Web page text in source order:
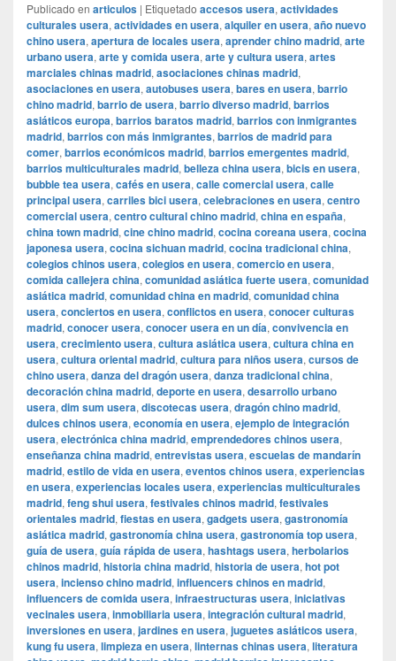
Publicado en articulos | Etiquetado accesos usera, actividades
culturales usera, actividades en usera, alquiler en usera, año nuevo
chino usera, apertura de locales usera, aprender chino madrid, arte
urbano usera, arte y comida usera, arte y cultura usera, artes
marciales chinas madrid, asociaciones chinas madrid,
asociaciones en usera, autobuses usera, bares en usera, barrio
chino madrid, barrio de usera, barrio diverso madrid, barrios
asiáticos europa, barrios baratos madrid, barrios con inmigrantes
madrid, barrios con más inmigrantes, barrios de madrid para
comer, barrios económicos madrid, barrios emergentes madrid,
barrios multiculturales madrid, belleza china usera, bicis en usera,
bubble tea usera, cafés en usera, calle comercial usera, calle
principal usera, carriles bici usera, celebraciones en usera, centro
comercial usera, centro cultural chino madrid, china en españa,
china town madrid, cine chino madrid, cocina coreana usera, cocina
japonesa usera, cocina sichuan madrid, cocina tradicional china,
colegios chinos usera, colegios en usera, comercio en usera,
comida callejera china, comunidad asiática fuerte usera, comunidad
asiática madrid, comunidad china en madrid, comunidad china
usera, conciertos en usera, conflictos en usera, conocer culturas
madrid, conocer usera, conocer usera en un día, convivencia en
usera, crecimiento usera, cultura asiática usera, cultura china en
usera, cultura oriental madrid, cultura para niños usera, cursos de
chino usera, danza del dragón usera, danza tradicional china,
decoración china madrid, deporte en usera, desarrollo urbano
usera, dim sum usera, discotecas usera, dragón chino madrid,
dulces chinos usera, economía en usera, ejemplo de integración
usera, electrónica china madrid, emprendedores chinos usera,
enseñanza china madrid, entrevistas usera, escuelas de mandarín
madrid, estilo de vida en usera, eventos chinos usera, experiencias
en usera, experiencias locales usera, experiencias multiculturales
madrid, feng shui usera, festivales chinos madrid, festivales
orientales madrid, fiestas en usera, gadgets usera, gastronomía
asiática madrid, gastronomía china usera, gastronomía top usera,
guía de usera, guía rápida de usera, hashtags usera, herbolarios
chinos madrid, historia china madrid, historia de usera, hot pot
usera, incienso chino madrid, influencers chinos en madrid,
influencers de comida usera, infraestructuras usera, iniciativas
vecinales usera, inmobiliaria usera, integración cultural madrid,
inversiones en usera, jardines en usera, juguetes asiáticos usera,
kung fu usera, limpieza en usera, linternas chinas usera, literatura